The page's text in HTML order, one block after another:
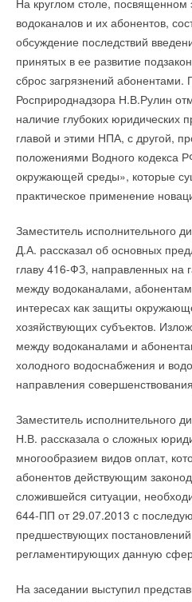
На круглом столе, посвященном
водоканалов и их абонентов,
обсуждение последствий
принятых в ее развитие
сброс загрязнений абонентами.
Росприроднадзора Н.В.Рулин
наличие глубоких юридических
главой и этими НПА, с другой,
положениями Водного кодекса
окружающей среды», которые
практическое применение
Заместитель исполнительного
Д.А. рассказал об основных
главу 416-ФЗ, направленных на
между водоканалами,
интересах как защиты
хозяйствующих субъектов.
между водоканалами и
холодного водоснабжения и
направления
Заместитель исполнительного
Н.В. рассказала о сложных
многообразием видов оплат,
абонентов действующим
сложившейся ситуации,
644-ПП от 29.07.2013 с
предшествующих
регламентирующих данную
На заседании выступил
стандартам CE, в котором
ввод.
Решение идеально подходит
высокой плотностью в центрах
серверных помещениях.
Читайте по теме:
→ ПВУ «Катунь» в
Новинка — приточная
ZPW-N 2000 INT EC
НОВОСТИ СОК 6 АВГУСТА 2026
→
ветрогенераторов от аварий
НОВОСТИ СОК 6 АВГУСТА 2026
→
НОВОСТИ СОК 5 АВГУСТА 2026
→ 21-й ежегодный форум
НОВОСТИ СОК 5 АВГУСТА 2026
→
«РУСКЛИМАТ Fest 2026» в
профи климатической
НОВОСТИ СОК 3 АВГУСТА 2026
→
«Датарк» испытал
→ Samsung выпускает VRF-
НОВОСТИ СОК 3 АВГУСТА 2026
→
Линейка крышных
дополнена новым
НОВОСТИ СОК 3 АВГУСТА 2026
«Русклимат» укрепляет
НОВОСТИ СОК 31 ИЮЛЯ 2026
складе
НОВОСТИ СОК 21 ИЮЛЯ 2023
→
датского концерна Grundfos
→
уходе с российского рынка
→ Grundfos расширила линейку
НОВОСТИ СОК 11 МАРТА 2022
→ Ежегодное совещание в
НОВОСТИ СОК 18 ФЕВРАЛЯ 2022
→
Оборудование GRUNDFOS
промышленной продукции,
НОВОСТИ СОК 18 ФЕВРАЛЯ 2022
→
Grundfos Product Center
→ «Грундфос» стал партнёром
НОВОСТИ СОК 21 ЯНВАРЯ 2022
В этой теме еще нет комментариев
Добавить комментарий
Ваше имя *
Ваш E-mail *